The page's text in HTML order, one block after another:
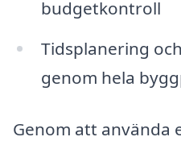
budgetkontroll
Tidsplanering
genom hela
Genom att använda